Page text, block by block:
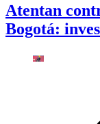
Atentan
Bogotá: